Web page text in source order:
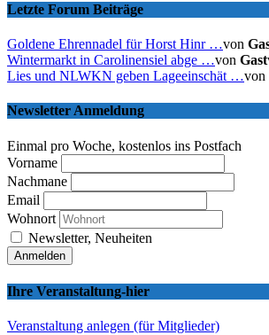
Letzte Forum Beiträge
Goldene Ehrennadel für Horst Hinr …von
Wintermarkt in Carolinensiel abge …von Gast
Lies und NLWKN geben Lageeinschät …von
Newsletter Anmeldung
Einmal pro Woche, kostenlos ins Postfach
Vorname
Nachmane
Email
Wohnort
Newsletter, Neuheiten
Ihre Veranstaltung-hier
Veranstaltung anlegen (für Mitglieder)